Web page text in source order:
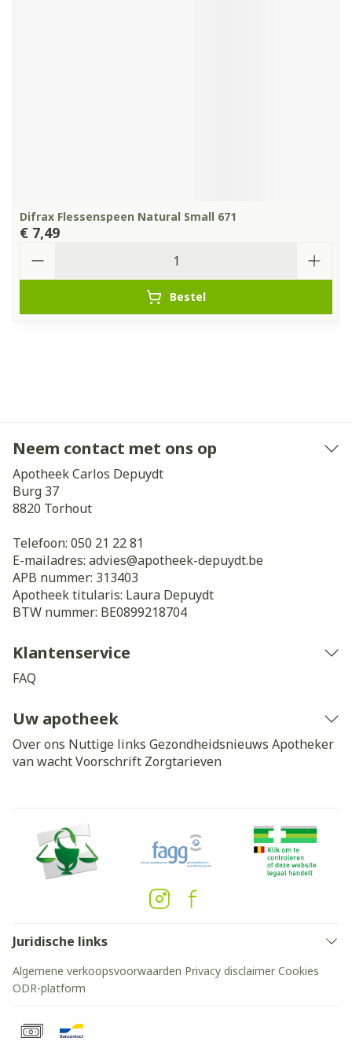
Difrax Flessenspeen Natural Small 671
€ 7,49
Bestel
Neem contact met ons op
Apotheek Carlos Depuydt
Burg 37
8820 Torhout
Telefoon: 050 21 22 81
E-mailadres: advies@apotheek-depuydt.be
APB nummer: 313403
Apotheek titularis: Laura Depuydt
BTW nummer: BE0899218704
Klantenservice
FAQ
Uw apotheek
Over ons Nuttige links Gezondheidsnieuws Apotheker
van wachtVoorschrift Zorgtarieven
Juridische links
Algemene verkoopsvoorwaarden Privacy disclaimer Cookies
ODR-platform